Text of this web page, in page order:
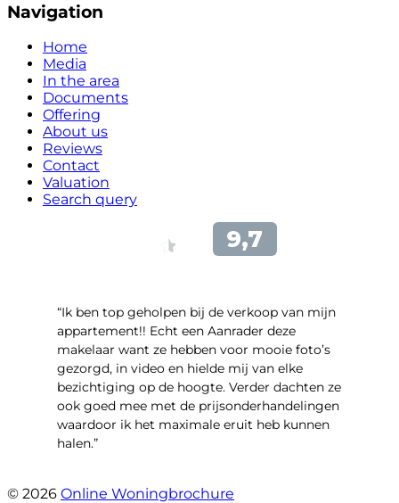
Navigation
Home
Media
In the area
Documents
Offering
About us
Reviews
Contact
Valuation
Search query
“Ik ben top geholpen bij de verkoop van mijn
appartement!! Echt een Aanrader deze
makelaar want ze hebben voor mooie foto’s
gezorgd, in video en hielde mij van elke
bezichtiging op de hoogte. Verder dachten ze
ook goed mee met de prijsonderhandelingen
waardoor ik het maximale eruit heb kunnen
halen.”
© 2026 Online Woningbrochure